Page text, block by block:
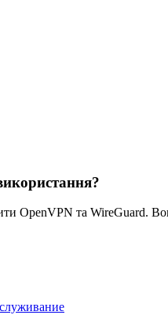
OpenVPN та WireGuard.